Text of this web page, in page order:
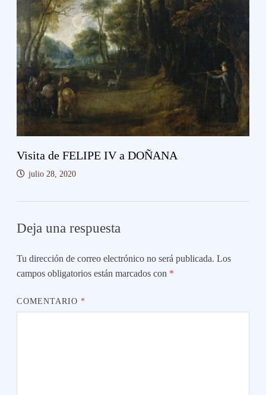
Visita de FELIPE IV a DOÑANA
julio 28, 2020
Deja una respuesta
Tu dirección de correo electrónico no será publicada. Los
campos obligatorios están marcados con *
COMENTARIO*